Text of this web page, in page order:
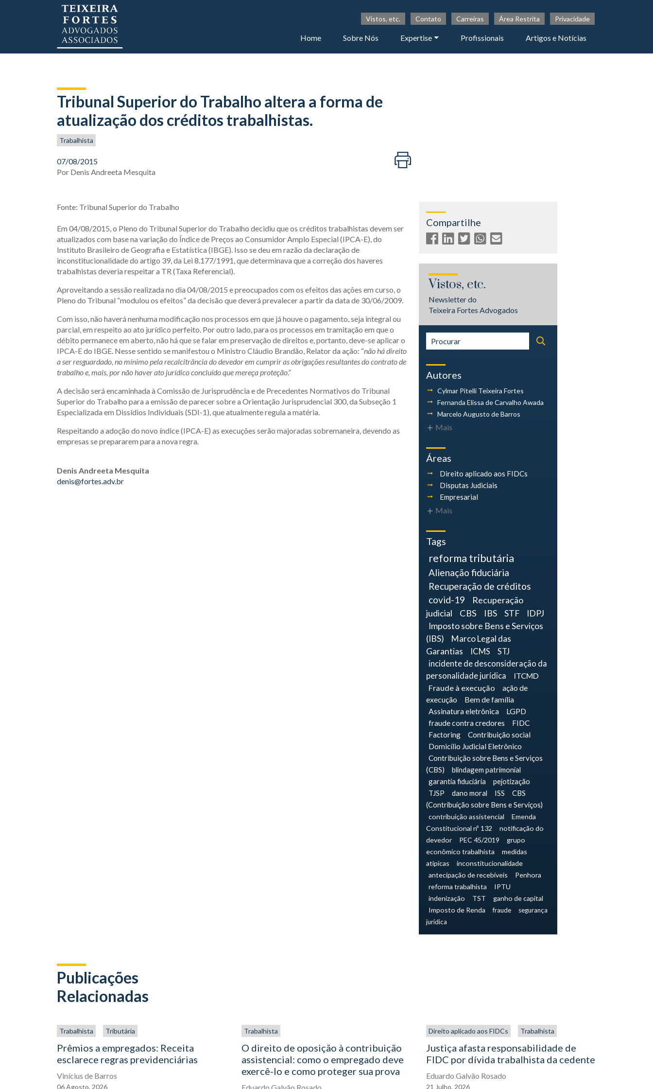
Vistos, etc. Contato Carreiras Área Restrita Privacidade
Home Sobre Nós Expertise Profissionais Artigos e Notícias
Tribunal Superior do Trabalho altera a forma de
atualização dos créditos trabalhistas.
Trabalhista
07/08/2015
Por Denis Andreeta Mesquita
Fonte: Tribunal Superior do Trabalho
Em 04/08/2015, o Pleno do Tribunal Superior do Trabalho decidiu que os créditos trabalhistas devem ser
atualizados com base na variação do Índice de Preços ao Consumidor Amplo Especial (IPCA-E), do
Instituto Brasileiro de Geografia e Estatística (IBGE). Isso se deu em razão da declaração de
inconstitucionalidade do artigo 39, da Lei 8.177/1991, que determinava que a correção dos haveres
trabalhistas deveria respeitar a TR (Taxa Referencial).
Aproveitando a sessão realizada no dia 04/08/2015 e preocupados com os efeitos das ações em curso, o
Pleno do Tribunal “modulou os efeitos” da decisão que deverá prevalecer a partir da data de 30/06/2009.
Com isso, não haverá nenhuma modificação nos processos em que já houve o pagamento, seja integral ou
parcial, em respeito ao ato jurídico perfeito. Por outro lado, para os processos em tramitação em que o
débito permanece em aberto, não há que se falar em preservação de direitos e, portanto, deve-se aplicar o
IPCA-E do IBGE. Nesse sentido se manifestou o Ministro Cláudio Brandão, Relator da ação: “não há direito
a ser resguardado, no mínimo pela recalcitrância do devedor em cumprir as obrigações resultantes do contrato de
trabalho e, mais, por não haver ato jurídico concluído que mereça proteção.”
A decisão será encaminhada à Comissão de Jurisprudência e de Precedentes Normativos do Tribunal
Superior do Trabalho para a emissão de parecer sobre a Orientação Jurisprudencial 300, da Subseção 1
Especializada em Dissídios Individuais (SDI-1), que atualmente regula a matéria.
Respeitando a adoção do novo índice (IPCA-E) as execuções serão majoradas sobremaneira, devendo as
empresas se prepararem para a nova regra.
Denis Andreeta Mesquita
denis@fortes.adv.br
Compartilhe
Vistos, etc.
Newsletter do
Teixeira Fortes Advogados
Autores
Cylmar Pitelli Teixeira Fortes
Fernanda Elissa de Carvalho Awada
Marcelo Augusto de Barros
Mais
Áreas
Direito aplicado aos FIDCs
Disputas Judiciais
Empresarial
Mais
Tags
reforma tributária
Alienação fiduciária
Recuperação de créditos
covid-19
Recuperação
judicial
CBS IBS STF
IDPJ
Imposto sobre Bens e Serviços
(IBS)
Marco Legal das
Garantias
ICMS
STJ
incidente de desconsideração da
personalidade jurídica
ITCMD
Fraude à execução
ação de
execução
Bem de família
Assinatura eletrônica
LGPD
fraude contra credores
FIDC
Factoring
Contribuição social
Domicílio Judicial Eletrônico
Contribuição sobre Bens e Serviços
(CBS)
blindagem patrimonial
garantia fiduciária
pejotização
TJSP
dano moral ISS
CBS
(Contribuição sobre Bens e Serviços)
contribuição assistencial
Emenda
Constitucional nº 132
notificação do
devedor
PEC 45/2019
grupo
econômico trabalhista
medidas
atípicas
inconstitucionalidade
antecipação de recebíveis
Penhora
reforma trabalhista
IPTU
indenização
TST
ganho de capital
Imposto de Renda
fraude
segurança
jurídica
Publicações
Relacionadas
Trabalhista Tributária
Prêmios a empregados: Receita
esclarece regras previdenciárias
Vinícius de Barros
06Agosto, 2026
Trabalhista
O direito de oposição à contribuição
assistencial: como o empregado deve
exercê-lo e como proteger sua prova
Direito aplicado aos FIDCs Trabalhista
Justiça afasta responsabilidade de
FIDC por dívida trabalhista da cedente
Eduardo Galvão Rosado
21 Julho, 2026